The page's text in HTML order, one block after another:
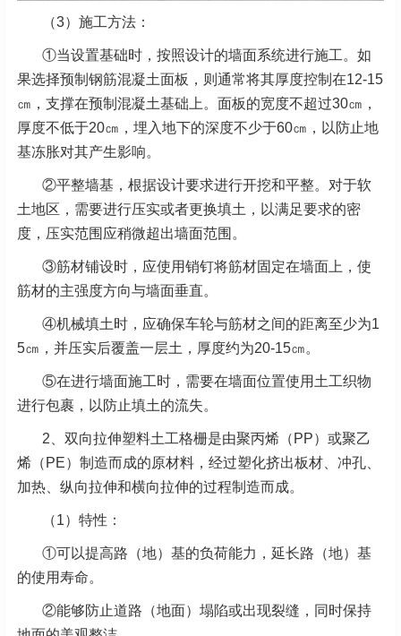
（3）施工方法：
①当设置基础时，按照设计的墙面系统进行施工。如
果选择预制钢筋混凝土面板，则通常将其厚度控制在12-15
㎝，支撑在预制混凝土基础上。面板的宽度不超过30㎝，
厚度不低于20㎝，埋入地下的深度不少于60㎝，以防止地
基冻胀对其产生影响。
②平整墙基，根据设计要求进行开挖和平整。对于软
土地区，需要进行压实或者更换填土，以满足要求的密
度，压实范围应稍微超出墙面范围。
③筋材铺设时，应使用销钉将筋材固定在墙面上，使
筋材的主强度方向与墙面垂直。
④机械填土时，应确保车轮与筋材之间的距离至少为1
5㎝，并压实后覆盖一层土，厚度约为20-15㎝。
⑤在进行墙面施工时，需要在墙面位置使用土工织物
进行包裹，以防止填土的流失。
2、双向拉伸塑料土工格栅是由聚丙烯（PP）或聚乙
烯（PE）制造而成的原材料，经过塑化挤出板材、冲孔、
加热、纵向拉伸和横向拉伸的过程制造而成。
（1）特性：
①可以提高路（地）基的负荷能力，延长路（地）基
的使用寿命。
②能够防止道路（地面）塌陷或出现裂缝，同时保持